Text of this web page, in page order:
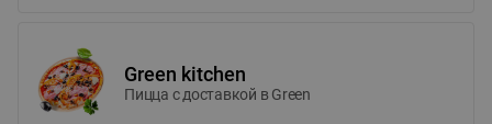
Green kitchen
Пицца c доставкой в Green